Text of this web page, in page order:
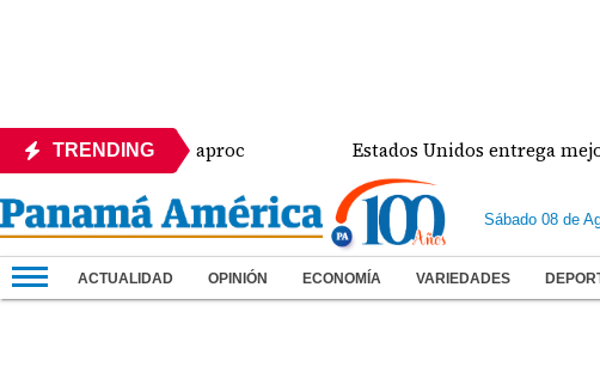
TRENDING
de Sinaproc Estados Unidos entrega mejoras
Sábado 08 de
ACTUALIDAD OPINIÓN ECONOMÍA VARIEDADES